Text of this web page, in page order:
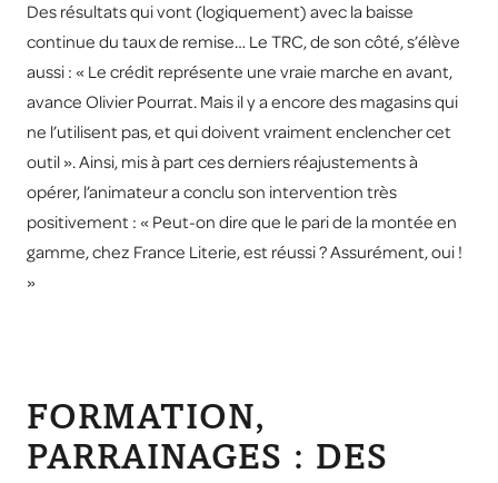
Des résultats qui vont (logiquement) avec la baisse
continue du taux de remise… Le TRC, de son côté, s’élève
aussi : « Le crédit représente une vraie marche en avant,
avance Olivier Pourrat. Mais il y a encore des magasins qui
ne l’utilisent pas, et qui doivent vraiment enclencher cet
outil ». Ainsi, mis à part ces derniers réajustements à
opérer, l’animateur a conclu son intervention très
positivement : « Peut-on dire que le pari de la montée en
gamme, chez France Literie, est réussi ? Assurément, oui !
»
FORMATION,
PARRAINAGES : DES